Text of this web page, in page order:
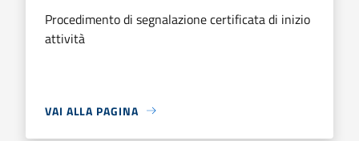
Procedimento di segnalazione certificata di inizio
attività
VAI ALLA PAGINA